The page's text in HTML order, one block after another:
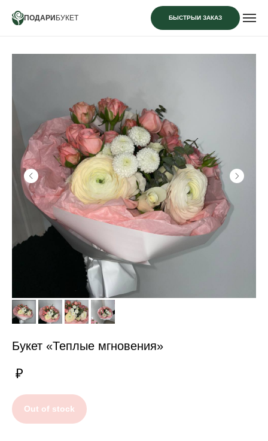
ПОДАРИ БУКЕТ БЫСТРЫЙ ЗАКАЗ
Букет «Теплые мгновения»
₽
Out of stock